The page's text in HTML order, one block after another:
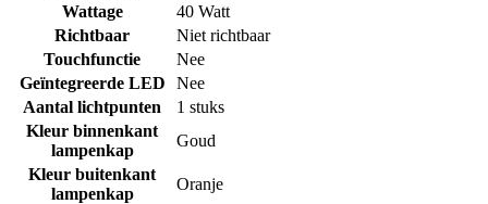
Wattage
40 Watt
Richtbaar
Niet richtbaar
Touchfunctie
Nee
Geïntegreerde LED
Nee
Aantal lichtpunten
1 stuks
Kleur binnenkant
lampenkap
Goud
Kleur buitenkant
lampenkap
Oranje